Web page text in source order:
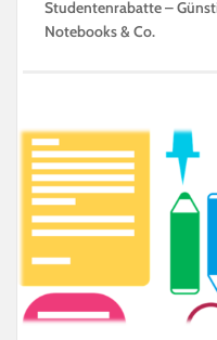
Studentenrabatte –
Notebooks & Co.